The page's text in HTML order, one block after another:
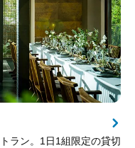
ラン。1日1組限定の貸切